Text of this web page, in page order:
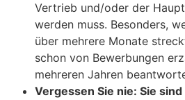
Vertrieb und/oder der
werden muss. Besonders,
über mehrere Monate
schon von Bewerbungen
mehreren Jahren
Vergessen Sie nie: Sie